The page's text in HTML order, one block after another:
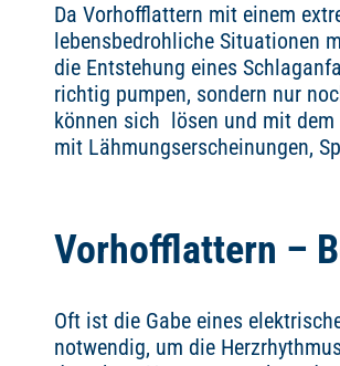
Da Vorhofflattern mit einem
lebensbedrohliche Situationen
die Entstehung eines
richtig pumpen, sondern nur
können sich lösen und mit
mit Lähmungserscheinungen,
Vorhofflattern –
Oft ist die Gabe eines
notwendig, um die